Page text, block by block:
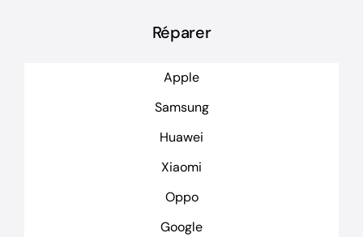
Réparer
Apple
Samsung
Huawei
Xiaomi
Oppo
Google